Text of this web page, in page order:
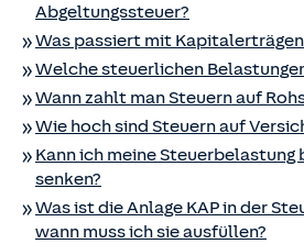
Abgeltungssteuer?
Was passiert mit
Welche steuerlichen
Wann zahlt man Steuern auf
Wie hoch sind Steuern auf
Kann ich meine
senken?
Was ist die Anlage KAP in der
wann muss ich sie ausfüllen?